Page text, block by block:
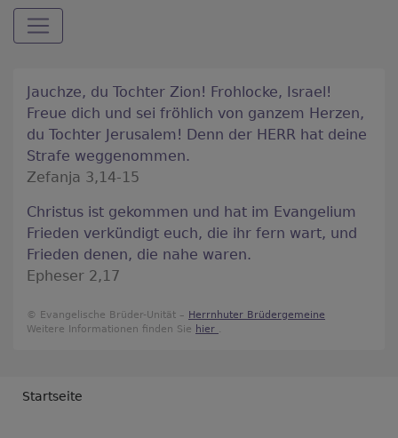
Hauptnavigation
Jauchze, du Tochter Zion! Frohlocke, Israel!
Freue dich und sei fröhlich von ganzem Herzen,
du Tochter Jerusalem! Denn der HERR hat deine
Strafe weggenommen.
Zefanja 3,14-15
Christus ist gekommen und hat im Evangelium
Frieden verkündigt euch, die ihr fern wart, und
Frieden denen, die nahe waren.
Epheser 2,17
© Evangelische Brüder-Unität – Herrnhuter Brüdergemeine
Weitere Informationen finden Sie hier .
Breadcrumb
Startseite